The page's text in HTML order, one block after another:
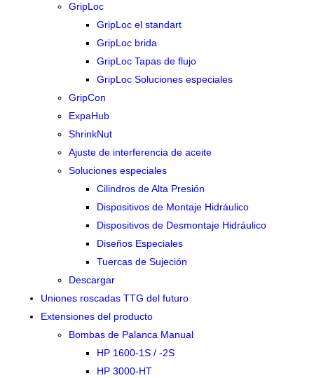
GripLoc
GripLoc el standart
GripLoc brida
GripLoc Tapas de flujo
GripLoc Soluciones especiales
GripCon
ExpaHub
ShrinkNut
Ajuste de interferencia de aceite
Soluciones especiales
Cilindros de Alta Presión
Dispositivos de Montaje Hidráulico
Dispositivos de Desmontaje Hidráulico
Diseños Especiales
Tuercas de Sujeción
Descargar
Uniones roscadas TTG del futuro
Extensiones del producto
Bombas de Palanca Manual
HP 1600-1S / -2S
HP 3000-HT